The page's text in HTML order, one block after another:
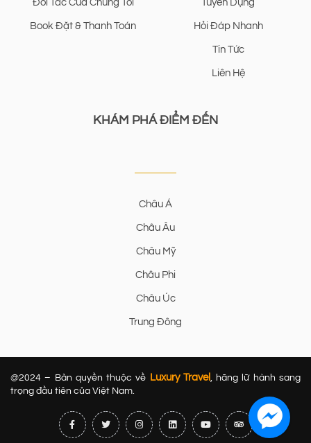
Đối Tác Của Chúng Tôi
Book Đặt & Thanh Toán
Tuyển Dụng
Hỏi Đáp Nhanh
Tin Tức
Liên Hệ
KHÁM PHÁ ĐIỂM ĐẾN
Châu Á
Châu Âu
Châu Mỹ
Châu Phi
Châu Úc
Trung Đông
@2024 – Bản quyền thuộc về Luxury Travel, hãng lữ hành sang
trọng đầu tiên của Việt Nam.